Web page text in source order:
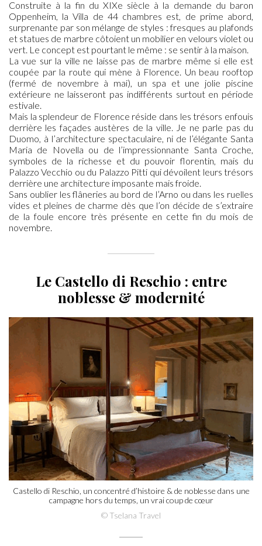
Construite à la fin du XIXe siècle à la demande du baron
Oppenheim, la Villa de 44 chambres est, de prime abord,
surprenante par son mélange de styles : fresques au plafonds
et statues de marbre côtoient un mobilier en velours violet ou
vert. Le concept est pourtant le même : se sentir à la maison.
La vue sur la ville ne laisse pas de marbre même si elle est
coupée par la route qui mène à Florence. Un beau rooftop
(fermé de novembre à mai), un spa et une jolie piscine
extérieure ne laisseront pas indifférents surtout en période
estivale.
Mais la splendeur de Florence réside dans les trésors enfouis
derrière les façades austères de la ville. Je ne parle pas du
Duomo, à l’architecture spectaculaire, ni de l’élégante Santa
Maria de Novella ou de l’impressionnante Santa Croche,
symboles de la richesse et du pouvoir florentin, mais du
Palazzo Vecchio ou du Palazzo Pitti qui dévoilent leurs trésors
derrière une architecture imposante mais froide.
Sans oublier les flâneries au bord de l’Arno ou dans les ruelles
vides et pleines de charme dès que l’on décide de s’extraire
de la foule encore très présente en cette fin du mois de
novembre.
—————
Le Castello di Reschio : entre
noblesse & modernité
Castello di Reschio, un concentré d’histoire & de noblesse dans une
campagne hors du temps, un vrai coup de cœur
© Tselana Travel